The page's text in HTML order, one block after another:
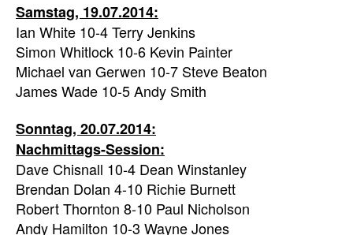
Samstag, 19.07.2014:
Ian White 10-4 Terry Jenkins
Simon Whitlock 10-6 Kevin Painter
Michael van Gerwen 10-7 Steve Beaton
James Wade 10-5 Andy Smith
Sonntag, 20.07.2014:
Nachmittags-Session:
Dave Chisnall 10-4 Dean Winstanley
Brendan Dolan 4-10 Richie Burnett
Robert Thornton 8-10 Paul Nicholson
Andy Hamilton 10-3 Wayne Jones